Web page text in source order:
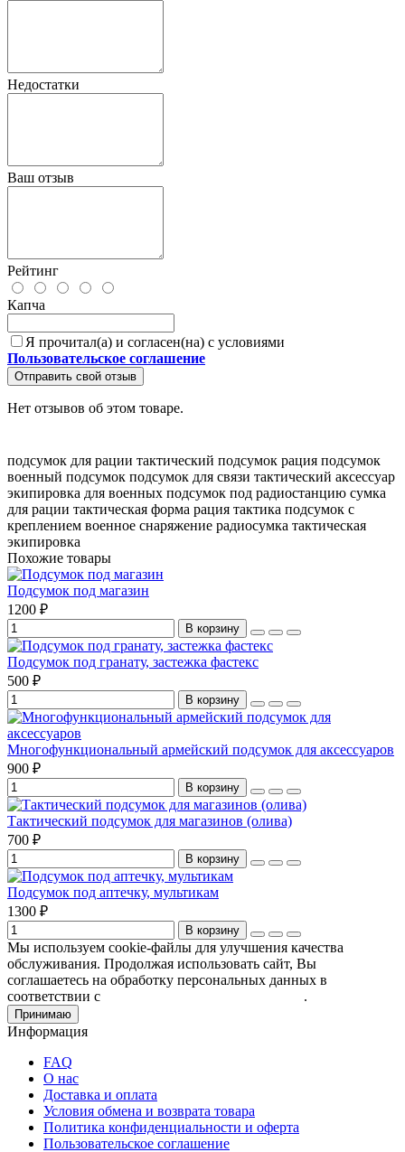
Недостатки
Ваш отзыв
Рейтинг
Капча
Я прочитал(а) и согласен(на) с условиями
Пользовательское соглашение
Отправить свой отзыв
Нет отзывов об этом товаре.
подсумок для рации тактический подсумок рация подсумок
военный подсумок подсумок для связи тактический аксессуар
экипировка для военных подсумок под радиостанцию сумка
для рации тактическая форма рация тактика подсумок с
креплением военное снаряжение радиосумка тактическая
экипировка
Похожие товары
Подсумок под магазин
1200 ₽
В корзину
Подсумок под гранату, застежка фастекс
500 ₽
В корзину
Многофункциональный армейский подсумок для аксессуаров
900 ₽
В корзину
Тактический подсумок для магазинов (олива)
700 ₽
В корзину
Подсумок под аптечку, мультикам
1300 ₽
В корзину
Мы используем cookie-файлы для улучшения качества
обслуживания. Продолжая использовать сайт, Вы
соглашаетесь на обработку персональных данных в
соответствии с
.
Принимаю
Информация
FAQ
О нас
Доставка и оплата
Условия обмена и возврата товара
Политика конфиденциальности и оферта
Пользовательское соглашение